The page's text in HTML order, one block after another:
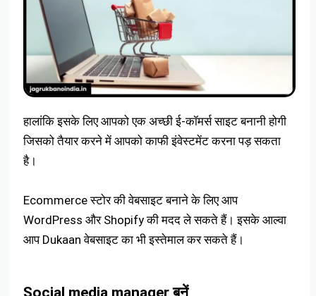
हालांकि इसके लिए आपको एक अच्छी ई-कॉमर्स साइट बनानी होगी
जिसको तैयार करने में आपको काफी इंवेस्टमेंट करना पड़ सकता
है।
Ecommerce स्टोर की वेबसाइट बनाने के लिए आप
WordPress और Shopify की मदद ले सकते हैं। इसके आल्वा
आप Dukaan वेबसाइट का भी इस्तेमाल कर सकते हैं।
Social media manager बनें